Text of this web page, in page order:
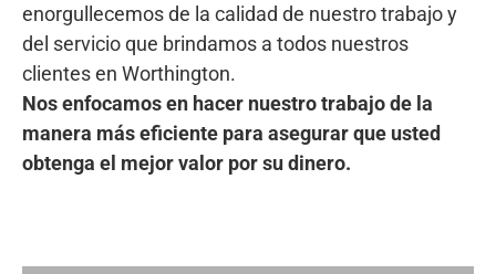
enorgullecemos de la calidad de nuestro trabajo y
del servicio que brindamos a todos nuestros
clientes en Worthington.
Nos enfocamos en hacer nuestro trabajo de la
manera más eficiente para asegurar que usted
obtenga el mejor valor por su dinero.